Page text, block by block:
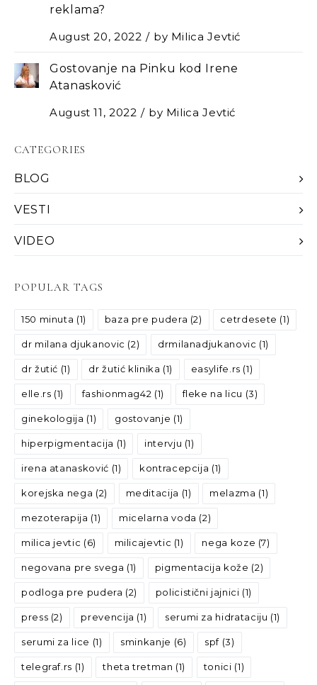
reklama?
August 20, 2022
by Milica Jevtić
Gostovanje na Pinku kod Irene
Atanasković
August 11, 2022
by Milica Jevtić
CATEGORIES
BLOG
VESTI
VIDEO
POPULAR TAGS
150 minuta (1) baza pre pudera (2) cetrdesete (1)
dr milana djukanovic (2) drmilanadjukanovic (1)
dr žutić (1) dr žutić klinika (1) easylife.rs (1)
elle.rs (1) fashionmag42 (1) fleke na licu (3)
ginekologija (1) gostovanje (1)
hiperpigmentacija (1) intervju (1)
irena atanasković (1) kontracepcija (1)
korejska nega (2) meditacija (1) melazma (1)
mezoterapija (1) micelarna voda (2)
milica jevtic (6) milicajevtic (1) nega koze (7)
negovana pre svega (1) pigmentacija kože (2)
podloga pre pudera (2) policistični jajnici (1)
press (2) prevencija (1) serumi za hidrataciju (1)
serumi za lice (1) sminkanje (6) spf (3)
telegraf.rs (1) theta tretman (1) tonici (1)